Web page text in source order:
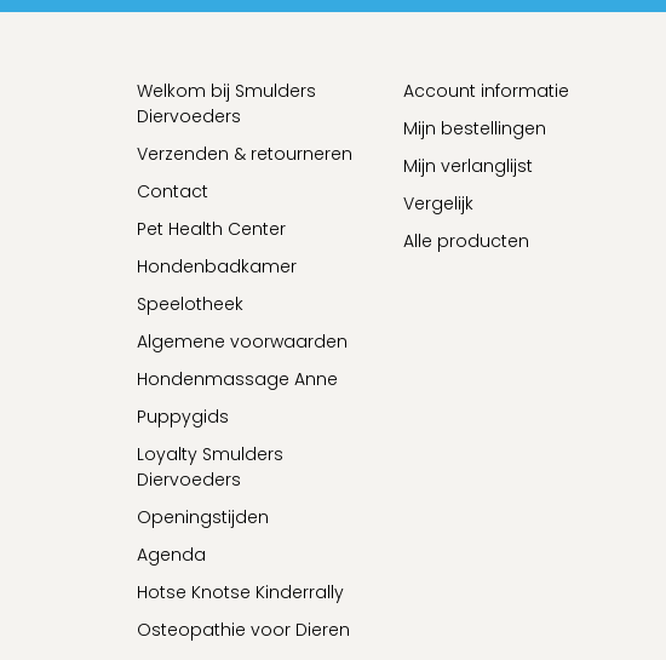
Welkom bij Smulders
Diervoeders
Verzenden & retourneren
Contact
Pet Health Center
Hondenbadkamer
Speelotheek
Algemene voorwaarden
Hondenmassage Anne
Puppygids
Loyalty Smulders
Diervoeders
Openingstijden
Agenda
Hotse Knotse Kinderrally
Osteopathie voor Dieren
Account informatie
Mijn bestellingen
Mijn verlanglijst
Vergelijk
Alle producten